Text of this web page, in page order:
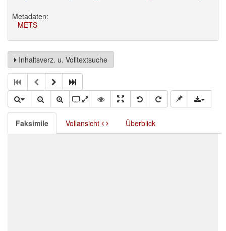
Metadaten:
METS
Inhaltsverz. u. Volltextsuche
Faksimile Vollansicht Überblick